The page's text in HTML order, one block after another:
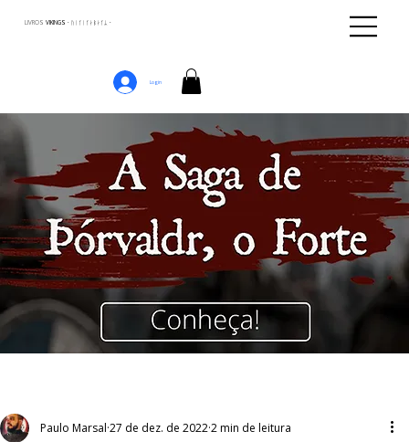
LIVROS VIKINGS · ᚢᛁᚴᛁᚴᛅᛒᛅᚴᛦ ·
Login
Paulo Marsal 27 de dez. de 20222 min de leitura